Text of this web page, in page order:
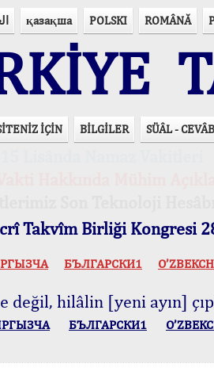
қазақша POLSKI ROMÂNĂ
İÇİN BİLGİLER SÜÂL - CEVÂB
Takvîm Birliği Kongresi
БЪЛГАРСКИ1
değil, hilâlin [yeni ayın]
БЪЛГАРСКИ1